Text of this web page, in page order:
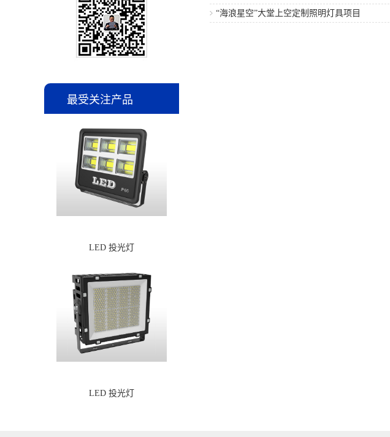
最受关注产品
LED 投光灯
LED 投光灯
程
“海浪星空”大堂上空定制照明灯具项目